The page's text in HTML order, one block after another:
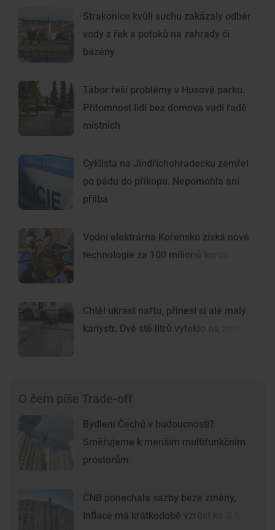
Strakonice kvůli suchu zakázaly odběr
vody z řek a potoků na zahrady či
bazény
Tábor řeší problémy v Husově parku.
Přítomnost lidí bez domova vadí řadě
místních
Cyklista na Jindřichohradecku zemřel
po pádu do příkopu. Nepomohla ani
přilba
Vodní elektrárna Kořensko získá nové
technologie za 100 milionů korun
Chtěl ukrást naftu, přinesl si ale malý
kanystr. Dvě stě litrů vyteklo na zem
O čem píše Trade-off
Bydlení Čechů v budoucnosti?
Směřujeme k menším multifunkčním
prostorům
ČNB ponechala sazby beze změny,
inflace má krátkodobě vzrůst ke 3 %